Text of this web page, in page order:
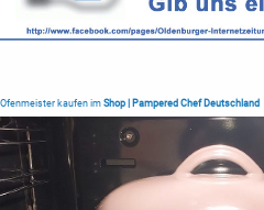
Ofenmeister kaufen im Shop | Pampered Chef Deutschland